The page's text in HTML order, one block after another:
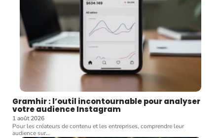
Gramhir : l’outil incontournable pour analyser
votre audience Instagram
1 août 2026
Pour les créateurs de contenu et les entreprises, comprendre leur
audience sur…